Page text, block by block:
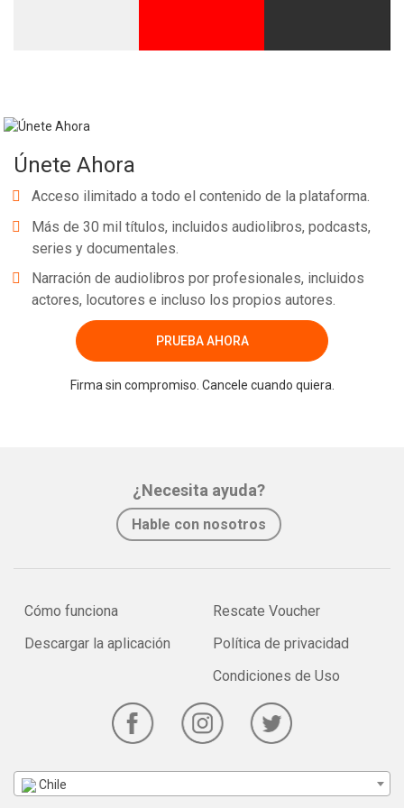
Únete Ahora
Acceso ilimitado a todo el contenido de la plataforma.
Más de 30 mil títulos, incluidos audiolibros, podcasts,
series y documentales.
Narración de audiolibros por profesionales, incluidos
actores, locutores e incluso los propios autores.
PRUEBA AHORA
Firma sin compromiso. Cancele cuando quiera.
¿Necesita ayuda?
Hable con nosotros
Cómo funciona
Descargar la aplicación
Rescate Voucher
Política de privacidad
Condiciones de Uso
Chile